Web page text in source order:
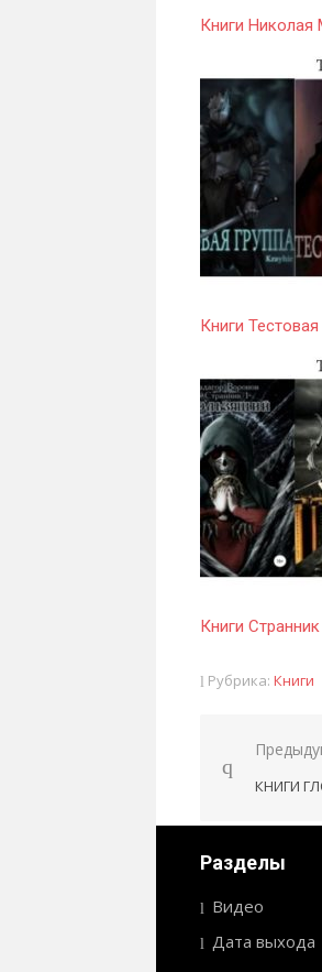
Книги Николая
Книги Тестовая
Книги
Рубрика: Книги
записям
КНИГИ
Разделы
Видео
Дата выхода